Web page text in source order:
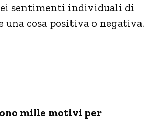
sentimenti individuali di
una cosa positiva o negativa.
mille motivi per